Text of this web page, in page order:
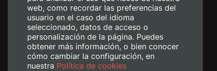
web, como recordar las preferencias del
usuario en el caso del idioma
seleccionado, datos de acceso o
personalización de la página. Puedes
obtener más información, o bien conocer
cómo cambiar la configuración, en
nuestra Política de cookies